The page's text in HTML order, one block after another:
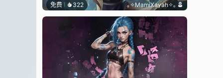
免费 322 ｡✧MamiXayah✧｡